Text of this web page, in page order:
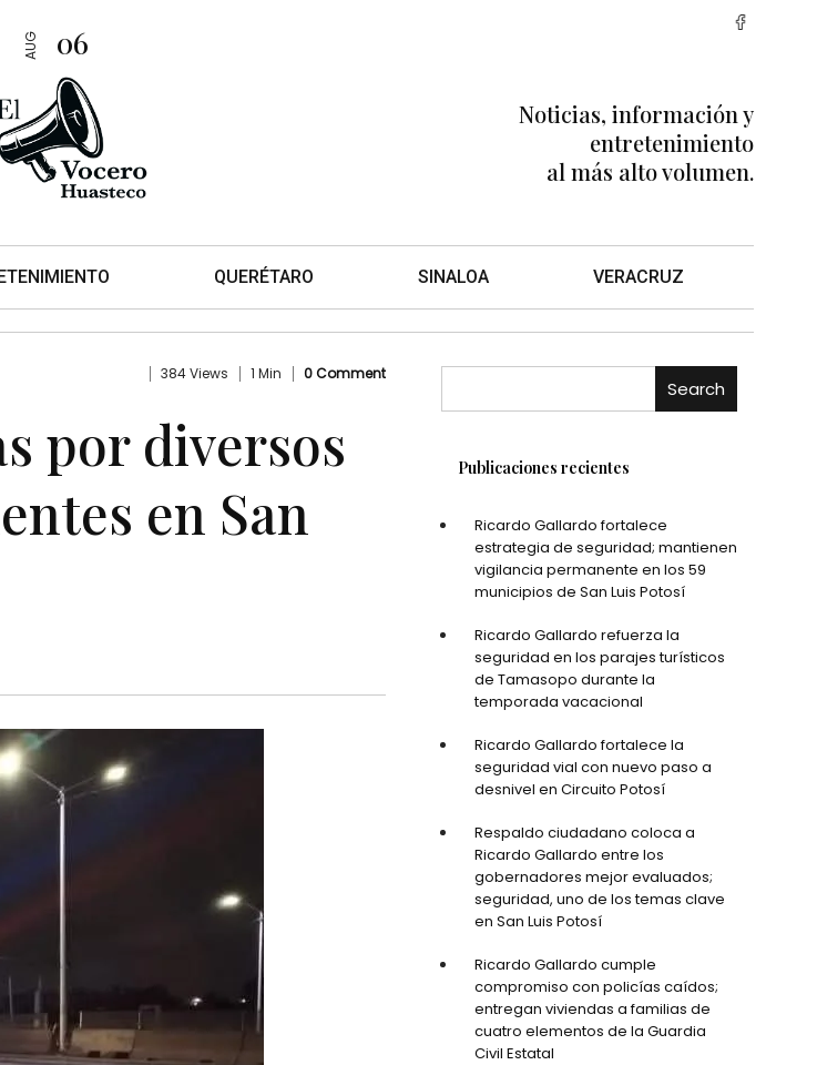
06
AUG
Noticias, información y
entretenimiento
al más alto volumen.
QUERÉTARO SINALOA VERACRUZ
384 Views 1 Min 0 Comment
por diversos
en San
Search
Publicaciones recientes
Ricardo Gallardo fortalece
estrategia de seguridad; mantienen
vigilancia permanente en los 59
municipios de San Luis Potosí
Ricardo Gallardo refuerza la
seguridad en los parajes turísticos
de Tamasopo durante la
temporada vacacional
Ricardo Gallardo fortalece la
seguridad vial con nuevo paso a
desnivel en Circuito Potosí
Respaldo ciudadano coloca a
Ricardo Gallardo entre los
gobernadores mejor evaluados;
seguridad, uno de los temas clave
en San Luis Potosí
Ricardo Gallardo cumple
compromiso con policías caídos;
entregan viviendas a familias de
cuatro elementos de la Guardia
Civil Estatal